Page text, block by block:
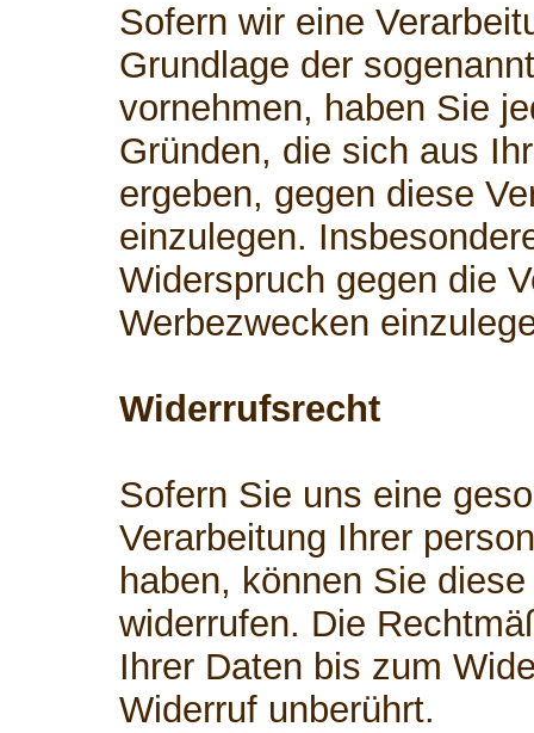
Sofern wir eine
Grundlage der
vornehmen, haben Sie
Gründen, die sich aus
ergeben, gegen diese
einzulegen.
Widerspruch gegen die
Werbezwecken
Widerrufsrecht
Sofern Sie uns eine
Verarbeitung Ihrer
haben, können Sie
widerrufen. Die
Ihrer Daten bis zum
Widerruf unberührt.